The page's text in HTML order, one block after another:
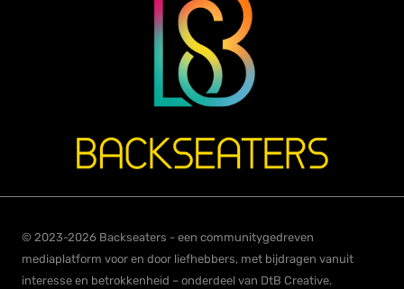
© 2023-2026 Backseaters - een communitygedreven
mediaplatform voor en door liefhebbers, met bijdragen vanuit
interesse en betrokkenheid – onderdeel van DtB Creative.